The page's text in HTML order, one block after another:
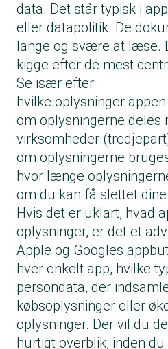
data. Det står typisk i
eller datapolitik. De
lange og svære at læse.
kigge efter de mest
Se især efter:
hvilke oplysninger
om oplysningerne deles
virksomheder
om oplysningerne
hvor længe
om du kan få slettet
Hvis det er uklart, hvad
oplysninger, er det et
Apple og Googles
hver enkelt app, hvilke
persondata, der
købsoplysninger eller
oplysninger. Der vil du
hurtigt overblik, inden